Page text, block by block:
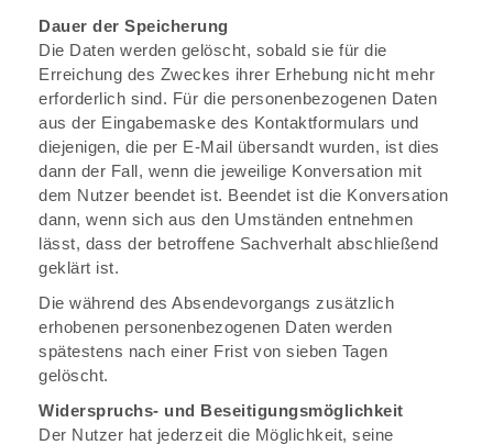
Dauer der Speicherung
Die Daten werden gelöscht, sobald sie für die
Erreichung des Zweckes ihrer Erhebung nicht mehr
erforderlich sind. Für die personenbezogenen Daten
aus der Eingabemaske des Kontaktformulars und
diejenigen, die per E-Mail übersandt wurden, ist dies
dann der Fall, wenn die jeweilige Konversation mit
dem Nutzer beendet ist. Beendet ist die Konversation
dann, wenn sich aus den Umständen entnehmen
lässt, dass der betroffene Sachverhalt abschließend
geklärt ist.
Die während des Absendevorgangs zusätzlich
erhobenen personenbezogenen Daten werden
spätestens nach einer Frist von sieben Tagen
gelöscht.
Widerspruchs- und Beseitigungsmöglichkeit
Der Nutzer hat jederzeit die Möglichkeit, seine